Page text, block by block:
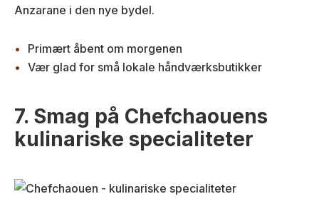
Anzarane i den nye bydel.
Primært åbent om morgenen
Vær glad for små lokale håndværksbutikker
7. Smag på Chefchaouens
kulinariske specialiteter